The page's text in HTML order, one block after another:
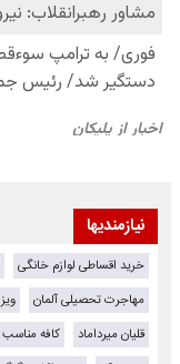
نیازمندیها
خرید اقساطی لوازم خانگی
مهاجرت تحصیلی آلمان
قلیان میرداماد
کافه مناسب